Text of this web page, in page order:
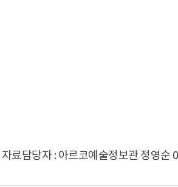
자료담당자 : 아르코예술정보관 정영순